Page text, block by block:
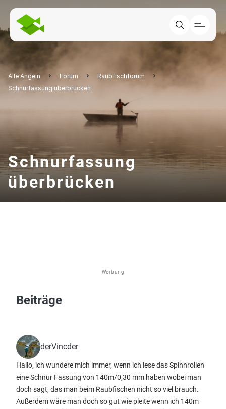
Alle Angeln Forum
Raubfischforum
Schnurfassung überbrücken
Schnurfassung
überbrücken
Werbung
Beiträge
derVincder
Hallo, ich wundere mich immer, wenn ich lese das Spinnrollen
eine Schnur Fassung von 140m/0,30 mm haben wobei man
doch sagt, das man beim Raubfischen nicht so viel brauch.
Außerdem wäre man doch so gut wie pleite wenn ich 140m